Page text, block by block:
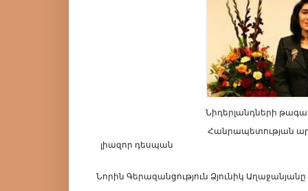
Նիդերլանդների
Հանրապետության
լիազոր դեսպան
Նորին Գերազանցություն Ձյունիկ Աղաջանյանը